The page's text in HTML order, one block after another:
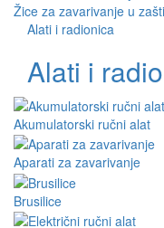
Žice za zavarivanje u
Alati i radionica
Alati i
Akumulatorski ručni alat
Aparati za zavarivanje
Brusilice